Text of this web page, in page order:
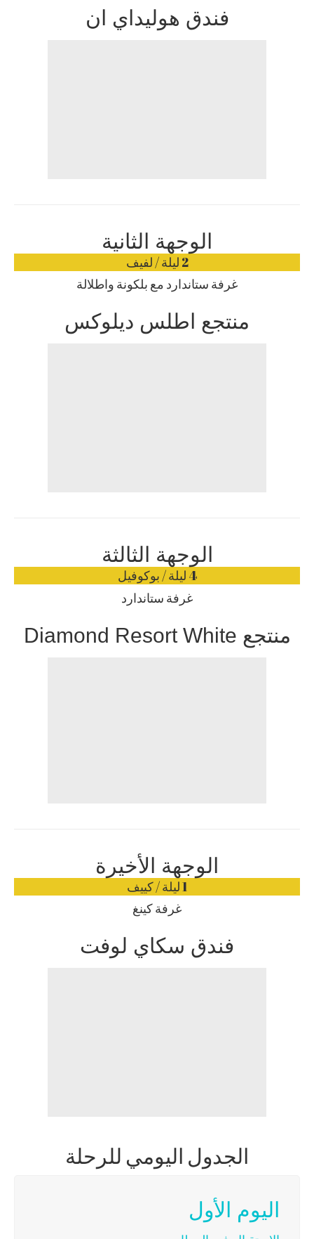
فندق هوليداي ان
الوجهة الثانية
2 ليلة / لفيف
غرفة ستاندارد مع بلكونة واطلالة
منتجع اطلس ديلوكس
الوجهة الثالثة
4 ليلة / بوكوفيل
غرفة ستاندارد
منتجع Diamond Resort White
الوجهة الأخيرة
1 ليلة / كييف
غرفة كينغ
فندق سكاي لوفت
الجدول اليومي للرحلة
اليوم الأول